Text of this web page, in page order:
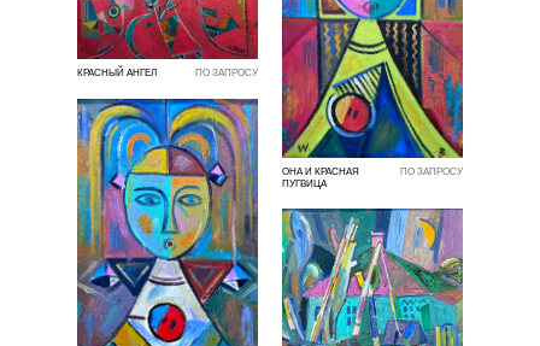
ПО ЗАПРОСУ
ПО ЗАПРОСУ
ОНА И КРАСНАЯ
ПУГВИЦА
КРАСНЫЙ АНГЕЛ